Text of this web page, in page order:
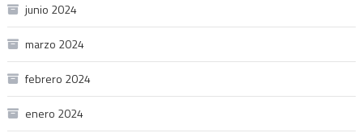
junio 2024
marzo 2024
febrero 2024
enero 2024